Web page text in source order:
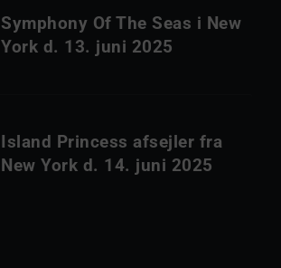
Symphony Of The Seas i New
York d. 13. juni 2025
Island Princess afsejler fra
New York d. 14. juni 2025